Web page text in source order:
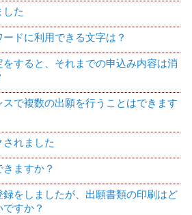
した
ドに利用できる文字は？
すると、それまでの申込み内容は消
スで複数の出願を行うことはできます
れました
ますか？
録をしましたが、出願書類の印刷はど
すか？